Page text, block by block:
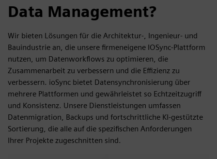
Data Management?
Wir bieten Lösungen für die Architektur-, Ingenieur- und
Bauindustrie an, die unsere firmeneigene IOSync-Plattform
nutzen, um Datenworkflows zu optimieren, die
Zusammenarbeit zu verbessern und die Effizienz zu
verbessern. ioSync bietet Datensynchronisierung über
mehrere Plattformen und gewährleistet so Echtzeitzugriff
und Konsistenz. Unsere Dienstleistungen umfassen
Datenmigration, Backups und fortschrittliche KI-gestützte
Sortierung, die alle auf die spezifischen Anforderungen
Ihrer Projekte zugeschnitten sind.